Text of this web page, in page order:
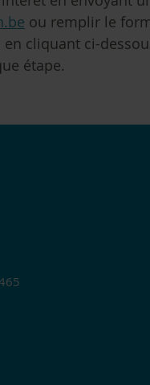
ou remplir le
cliquant ci-
étape.